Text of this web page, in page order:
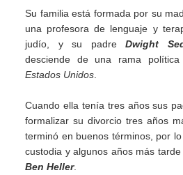
Su familia está formada por su
una profesora de lenguaje y
judío, y su padreDwight
desciende de una rama
Estados Unidos
Cuando ella tenía tres años sus
formalizar su divorcio tres años
terminó en buenos términos, por
custodia y algunos años más
Ben Heller.